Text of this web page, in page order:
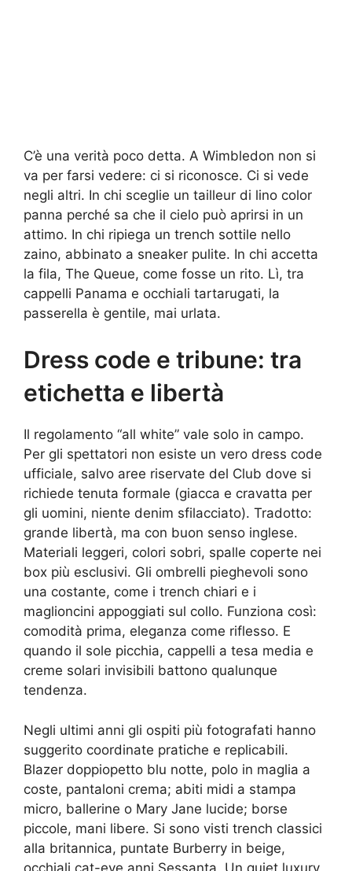
C’è una verità poco detta. A Wimbledon non si
va per farsi vedere: ci si riconosce. Ci si vede
negli altri. In chi sceglie un tailleur di lino color
panna perché sa che il cielo può aprirsi in un
attimo. In chi ripiega un trench sottile nello
zaino, abbinato a sneaker pulite. In chi accetta
la fila, The Queue, come fosse un rito. Lì, tra
cappelli Panama e occhiali tartarugati, la
passerella è gentile, mai urlata.
Dress code e tribune: tra
etichetta e libertà
Il regolamento “all white” vale solo in campo.
Per gli spettatori non esiste un vero dress code
ufficiale, salvo aree riservate del Club dove si
richiede tenuta formale (giacca e cravatta per
gli uomini, niente denim sfilacciato). Tradotto:
grande libertà, ma con buon senso inglese.
Materiali leggeri, colori sobri, spalle coperte nei
box più esclusivi. Gli ombrelli pieghevoli sono
una costante, come i trench chiari e i
maglioncini appoggiati sul collo. Funziona così:
comodità prima, eleganza come riflesso. E
quando il sole picchia, cappelli a tesa media e
creme solari invisibili battono qualunque
tendenza.
Negli ultimi anni gli ospiti più fotografati hanno
suggerito coordinate pratiche e replicabili.
Blazer doppiopetto blu notte, polo in maglia a
coste, pantaloni crema; abiti midi a stampa
micro, ballerine o Mary Jane lucide; borse
piccole, mani libere. Si sono visti trench classici
alla britannica, puntate Burberry in beige,
occhiali cat-eye anni Sessanta. Un quiet luxury